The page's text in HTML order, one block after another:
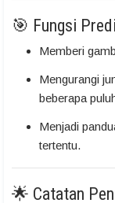
🎯 Fungsi
Memberi
Mengurangi
beberapa
Menjadi
tertentu.
🌟 Catatan